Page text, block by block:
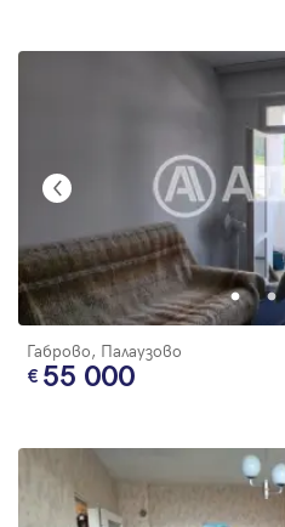
Габрово, Палаузово
55 000